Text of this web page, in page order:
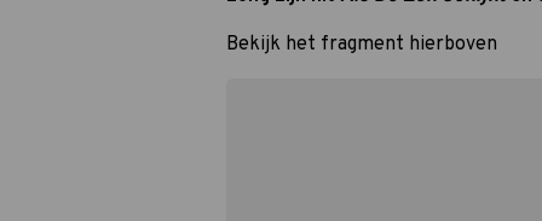
Bekijk het fragment hierboven